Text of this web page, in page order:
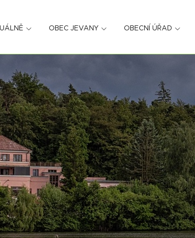
OBEC JEVANY OBECNÍ ÚŘAD